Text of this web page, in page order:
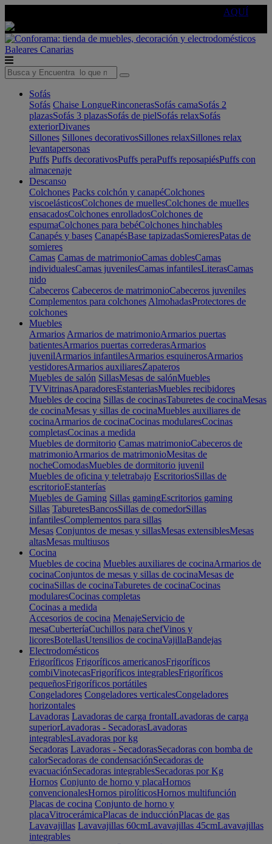
AQUÍ
Baleares Canarias
Sofás
Sofás Chaise LongueRinconerasSofás camaSofás 2
plazasSofás 3 plazasSofás de pielSofás relaxSofás
exteriorDivanes
Sillones Sillones decorativosSillones relaxSillones relax
levantapersonas
Puffs Puffs decorativosPuffs peraPuffs reposapiésPuffs con
almacenaje
Descanso
Colchones Packs colchón y canapéColchones
viscoelásticosColchones de muellesColchones de muelles
ensacadosColchones enrolladosColchones de
espumaColchones para bebéColchones hinchables
Canapés y bases CanapésBase tapizadasSomieresPatas de
somieres
Camas Camas de matrimonioCamas doblesCamas
individualesCamas juvenilesCamas infantilesLiterasCamas
nido
Cabeceros Cabeceros de matrimonioCabeceros juveniles
Complementos para colchones AlmohadasProtectores de
colchones
Muebles
Armarios Armarios de matrimonioArmarios puertas
batientesArmarios puertas correderasArmarios
juvenilArmarios infantilesArmarios esquinerosArmarios
vestidoresArmarios auxiliaresZapateros
Muebles de salón SillasMesas de salónMuebles
TVVitrinasAparadoresEstanteriasMuebles recibidores
Muebles de cocina Sillas de cocinasTaburetes de cocinaMesas
de cocinaMesas y sillas de cocinaMuebles auxiliares de
cocinaArmarios de cocinaCocinas modularesCocinas
completasCocinas a medida
Muebles de dormitorio Camas matrimonioCabeceros de
matrimonioArmarios de matrimonioMesitas de
nocheComodasMuebles de dormitorio juvenil
Muebles de oficina y teletrabajo EscritoriosSillas de
escritorioEstanterías
Muebles de Gaming Sillas gamingEscritorios gaming
Sillas TaburetesBancosSillas de comedorSillas
infantilesComplementos para sillas
Mesas Conjuntos de mesas y sillasMesas extensiblesMesas
altasMesas multiusos
Cocina
Muebles de cocina Muebles auxiliares de cocinaArmarios de
cocinaConjuntos de mesas y sillas de cocinaMesas de
cocinaSillas de cocinaTaburetes de cocinaCocinas
modularesCocinas completas
Cocinas a medida
Accesorios de cocina MenajeServicio de
mesaCuberteríaCuchillos para chefVinos y
licoresBotellasUtensilios de cocinaVajillaBandejas
Electrodomésticos
Frigoríficos Frigoríficos americanosFrigoríficos
combiVinotecasFrigoríficos integrablesFrigoríficos
pequeñosFrigoríficos portátiles
Congeladores Congeladores verticalesCongeladores
horizontales
Lavadoras Lavadoras de carga frontalLavadoras de carga
superiorLavadoras - SecadorasLavadoras
integrablesLavadoras por kg
Secadoras Lavadoras - SecadorasSecadoras con bomba de
calorSecadoras de condensaciónSecadoras de
evacuaciónSecadoras integrablesSecadoras por Kg
Hornos Conjunto de horno y placaHornos
convencionalesHornos pirolíticosHornos multifunción
Placas de cocina Conjunto de horno y
placaVitrocerámicaPlacas de inducciónPlacas de gas
Lavavajillas Lavavajillas 60cmLavavajillas 45cmLavavajillas
integrables